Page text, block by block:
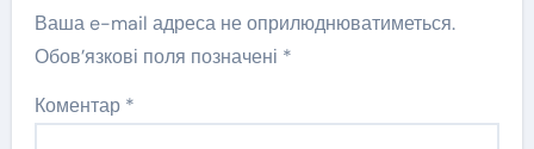
Ваша e-mail адреса не оприлюднюватиметься.
Обов’язкові поля позначені *
Коментар *